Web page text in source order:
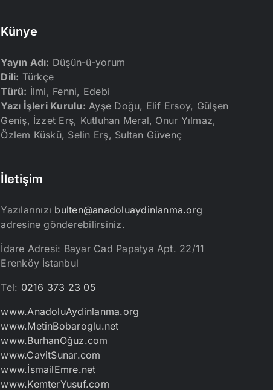
Künye
Yayın Adı: Düşün-ü-yorum
Dili: Türkçe
Türü: İlmi, Fenni, Edebi
Yazı İşleri Kurulu: Ayşe Doğu, Elif Ersoy, Gülşen
Geniş, İzzet Erş, Kutluhan Meral, Onur Yılmaz,
Özlem Küskü, Selin Erş, Sultan Güvenç
İletişim
Yazılarınızı bulten@anadoluaydinlanma.org
adresine gönderebilirsiniz.
İdare Adresi: Bayar Cad Papatya Apt. 22/11
Erenköy İstanbul
Tel: 0216 373 23 05
www.AnadoluAydinlanma.org
www.MetinBobaroglu.net
www.BurhanOğuz.com
www.CavitSunar.com
www.İsmailEmre.net
www.KemterYusuf.com